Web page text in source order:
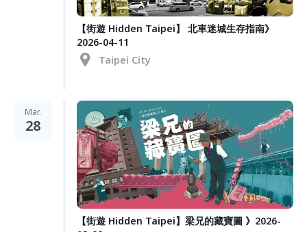
【街遊 Hidden Taipei】 北車迷城生存指南》
2026-04-11
Taipei City
Mar.
28
【街遊 Hidden Taipei】梁兄的藏寶圖 》2026-